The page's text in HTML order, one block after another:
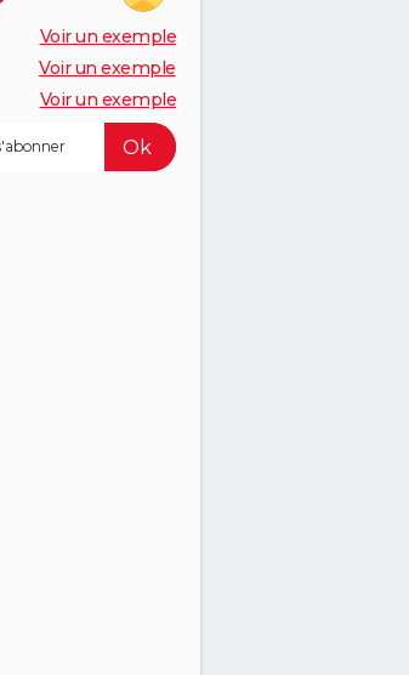
Voir un exemple
Voir un exemple
Voir un exemple